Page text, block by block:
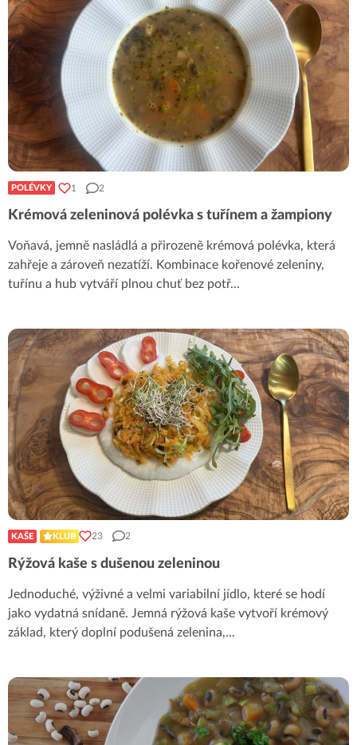
POLÉVKY 1 2
Krémová zeleninová polévka s tuřínem a žampiony
Voňavá, jemně nasládlá a přirozeně krémová polévka, která
zahřeje a zároveň nezatíží. Kombinace kořenové zeleniny,
tuřínu a hub vytváří plnou chuť bez potř...
KAŠE KLUB 23 2
Rýžová kaše s dušenou zeleninou
Jednoduché, výživné a velmi variabilní jídlo, které se hodí
jako vydatná snídaně. Jemná rýžová kaše vytvoří krémový
základ, který doplní podušená zelenina,...